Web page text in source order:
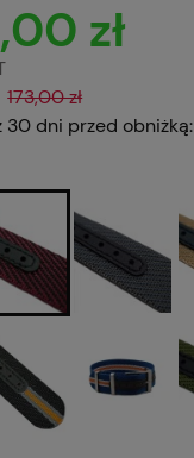
zł
173,00 zł
30 dni przed obniżką: